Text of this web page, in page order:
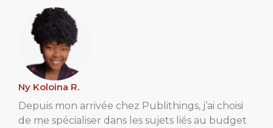
Ny Koloina R.
Depuis mon arrivée chez Publithings, j’ai choisi
de me spécialiser dans les sujets liés au budget